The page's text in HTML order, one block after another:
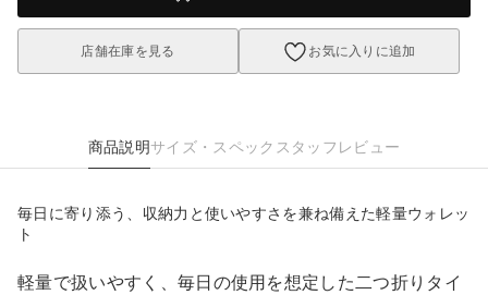
店舗在庫を見る お気に入りに追加
商品説明サイズ・スペック スタッフレビュー
毎日に寄り添う、収納力と使いやすさを兼ね備えた軽量ウォレッ
ト
軽量で扱いやすく、毎日の使用を想定した二つ折りタイ